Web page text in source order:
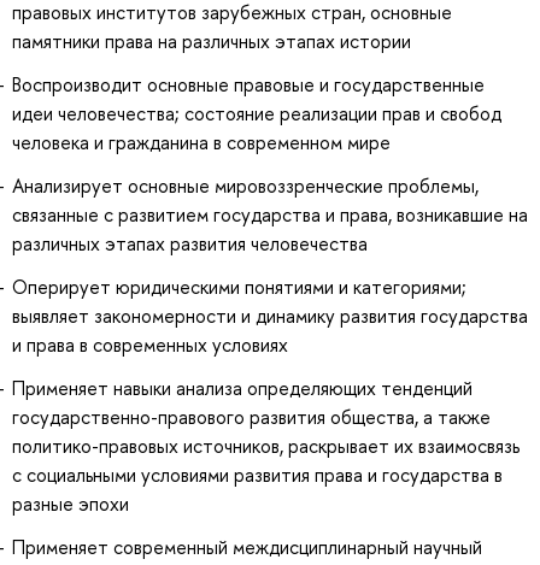
правовых институтов зарубежных стран, основные
памятники права на различных этапах истории
Воспроизводит основные правовые и государственные
идеи человечества; состояние реализации прав и свобод
человека и гражданина в современном мире
Анализирует основные мировоззренческие проблемы,
связанные с развитием государства и права, возникавшие на
различных этапах развития человечества
Оперирует юридическими понятиями и категориями;
выявляет закономерности и динамику развития государства
и права в современных условиях
Применяет навыки анализа определяющих тенденций
государственно-правового развития общества, а также
политико-правовых источников, раскрывает их взаимосвязь
с социальными условиями развития права и государства в
разные эпохи
Применяет современный междисциплинарный научный